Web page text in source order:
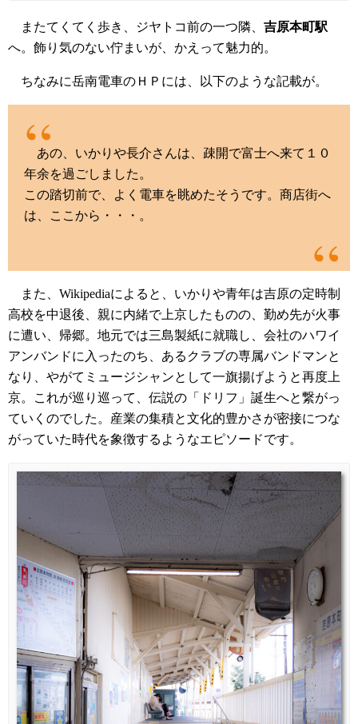
またてくてく歩き、ジヤトコ前の一つ隣、 吉原本町駅
へ。飾り気のない佇まいが、かえって魅力的。
ちなみに岳南電車のＨＰには、以下のような記載が。
あの、いかりや長介さんは、疎開で富士へ来て１０
年余を過ごしました。
この踏切前で、よく電車を眺めたそうです。商店街へ
は、ここから・・・。
また、Wikipediaによると、いかりや青年は吉原の定時制
高校を中退後、親に内緒で上京したものの、勤め先が火事
に遭い、帰郷。地元では三島製紙に就職し、会社のハワイ
アンバンドに入ったのち、あるクラブの専属バンドマンと
なり、やがてミュージシャンとして一旗揚げようと再度上
京。これが巡り巡って、伝説の「ドリフ」誕生へと繋がっ
ていくのでした。産業の集積と文化的豊かさが密接につな
がっていた時代を象徴するようなエピソードです。